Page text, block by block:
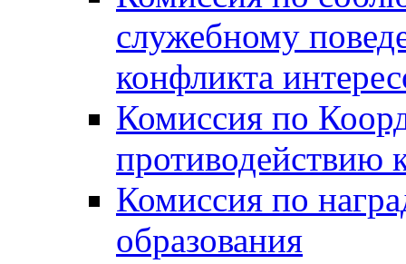
служебному
конфликта
Комиссия по
противодействию
Комиссия по
образования